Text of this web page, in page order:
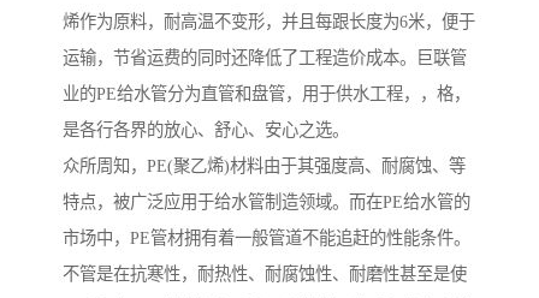
烯作为原料，耐高温不变形，并且每跟长度为6米，便于
运输，节省运费的同时还降低了工程造价成本。巨联管
业的PE给水管分为直管和盘管，用于供水工程，，格，
是各行各界的放心、舒心、安心之选。
众所周知，PE(聚乙烯)材料由于其强度高、耐腐蚀、等
特点，被广泛应用于给水管制造领域。而在PE给水管的
市场中，PE管材拥有着一般管道不能追赶的性能条件。
不管是在抗寒性，耐热性、耐腐蚀性、耐磨性甚至是使